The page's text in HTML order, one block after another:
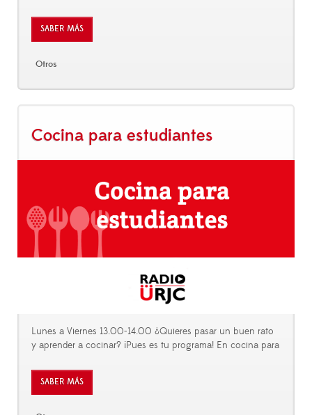
SABER MÁS
Otros
Cocina para estudiantes
Lunes a Viernes 13.00-14.00 ¿Quieres pasar un buen rato
y aprender a cocinar? ¡Pues es tu programa! En cocina para
SABER MÁS